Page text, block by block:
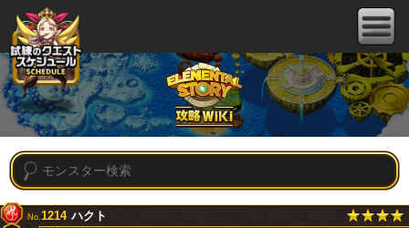
No.1214 ハクト